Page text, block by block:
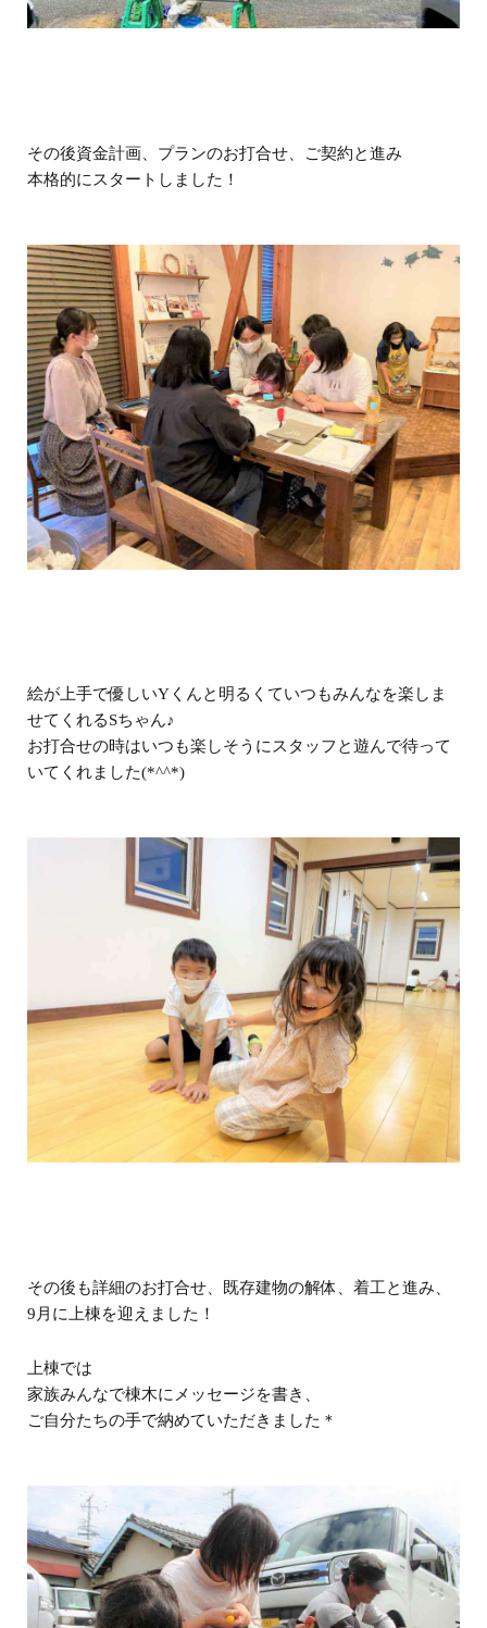
その後資金計画、プランのお打合せ、ご契約と進み
本格的にスタートしました！
絵が上手で優しいYくんと明るくていつもみんなを楽しま
せてくれるSちゃん♪
お打合せの時はいつも楽しそうにスタッフと遊んで待って
いてくれました(*^^*)
その後も詳細のお打合せ、既存建物の解体、着工と進み、
9月に上棟を迎えました！
上棟では
家族みんなで棟木にメッセージを書き、
ご自分たちの手で納めていただきました＊